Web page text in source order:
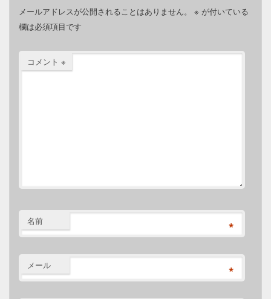
メールアドレスが公開されることはありません。 ※ が付いている
欄は必須項目です
コメント ※
名前 *
メール *